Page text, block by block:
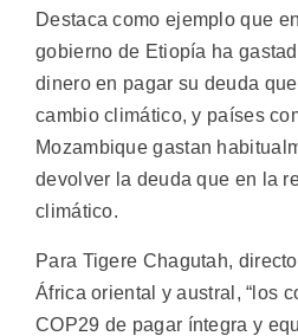
Destaca como ejemplo que
gobierno de Etiopía ha
dinero en pagar su deuda
cambio climático, y países
Mozambique gastan
devolver la deuda que en la
climático.
Para Tigere Chagutah,
África oriental y austral, “los
COP29 de pagar íntegra y